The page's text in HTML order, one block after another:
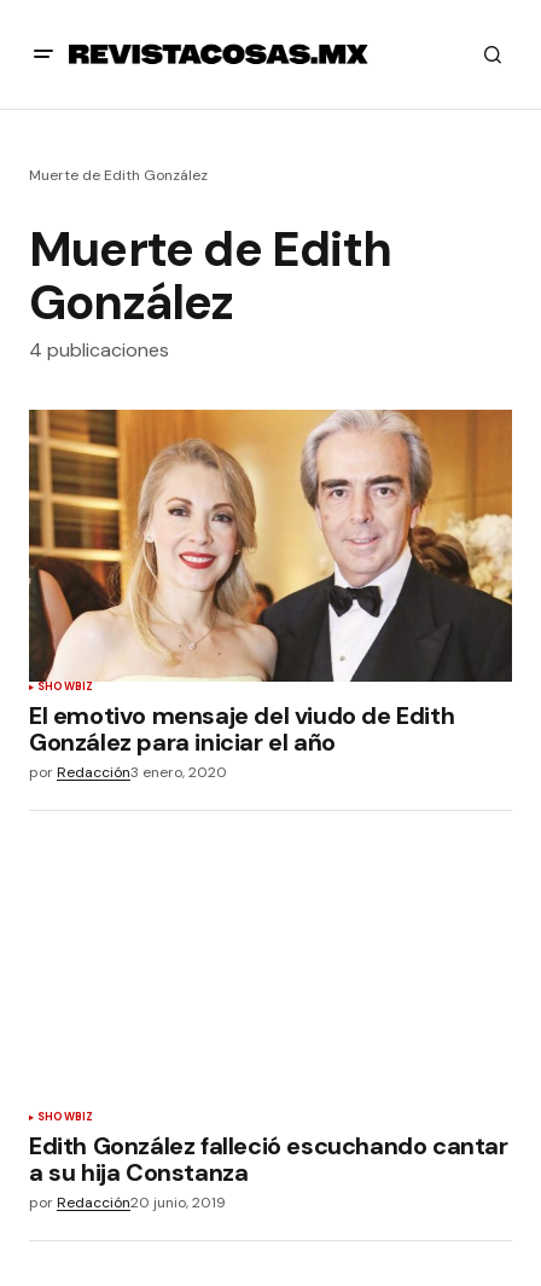
Muerte de Edith González
Muerte de Edith
González
4 publicaciones
SHOWBIZ
El emotivo mensaje del viudo de Edith
González para iniciar el año
porRedacción3 enero, 2020
SHOWBIZ
Edith González falleció escuchando cantar
a su hija Constanza
porRedacción20 junio, 2019